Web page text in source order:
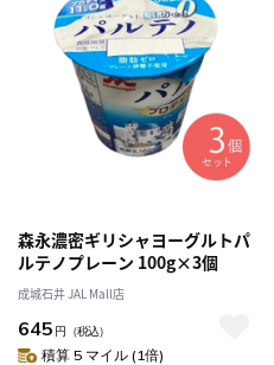
森永濃密ギリシャヨーグルトパ
ルテノプレーン 100g×3個
成城石井 JAL Mall店
645 円 （税込）
積算 5 マイル (1倍)